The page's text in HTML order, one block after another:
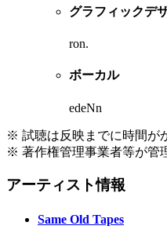
グラフィックデ
ron.
ボーカル
edeNn
※ 試聴は反映までに時間が
※ 著作権管理事業者等が管
アーティスト情報
Same Old Tapes